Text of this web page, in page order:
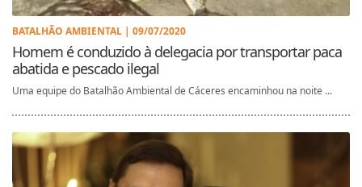
BATALHÃO AMBIENTAL | 09/07/2020
Homem é conduzido à delegacia por transportar paca
abatida e pescado ilegal
Uma equipe do Batalhão Ambiental de Cáceres encaminhou na noite ...